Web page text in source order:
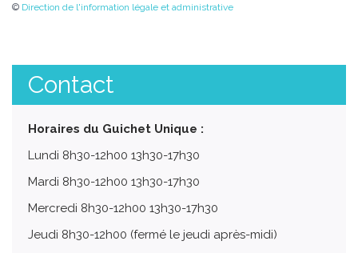
© Direction de l'information légale et administrative
Contact
Horaires du Guichet Unique :
Lundi 8h30-12h00 13h30-17h30
Mardi 8h30-12h00 13h30-17h30
Mercredi 8h30-12h00 13h30-17h30
Jeudi 8h30-12h00 (fermé le jeudi après-midi)